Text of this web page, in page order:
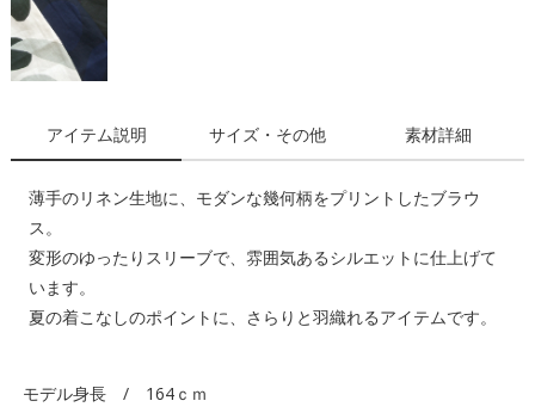
アイテム説明 サイズ・その他 素材詳細
薄手のリネン生地に、モダンな幾何柄をプリントしたブラウ
ス。
変形のゆったりスリーブで、雰囲気あるシルエットに仕上げて
います。
夏の着こなしのポイントに、さらりと羽織れるアイテムです。
モデル身長 / 164ｃｍ